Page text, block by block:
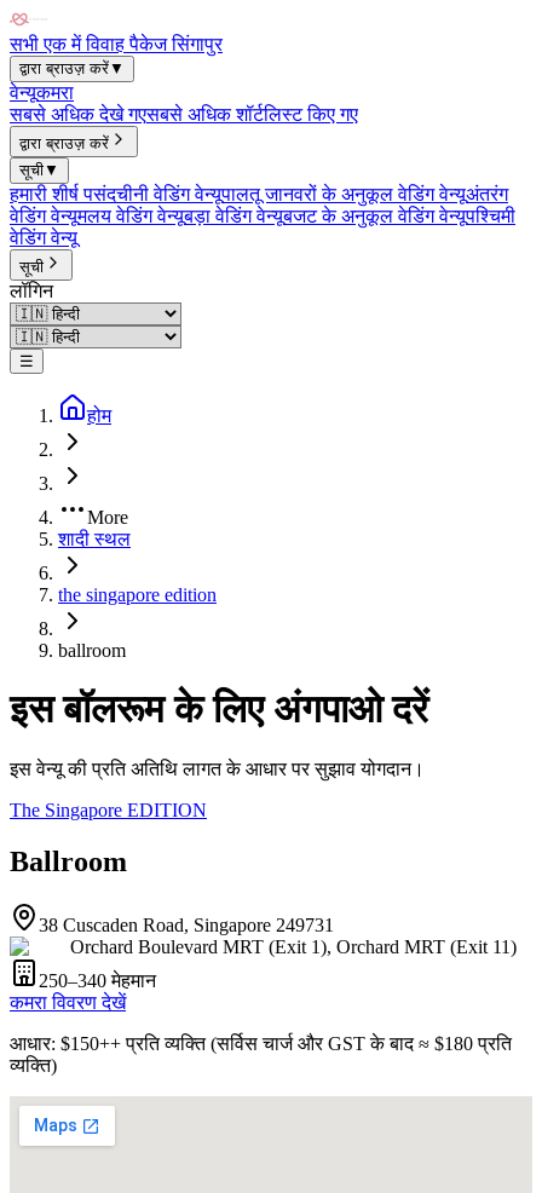
सभी एक में विवाह पैकेज सिंगापुर
द्वारा ब्राउज़ करें▼
वेन्यूकमरा
सबसे अधिक देखे गएसबसे अधिक शॉर्टलिस्ट किए गए
द्वारा ब्राउज़ करें
सूची▼
हमारी शीर्ष पसंदचीनी वेडिंग वेन्यूपालतू जानवरों के अनुकूल वेडिंग वेन्यूअंतरंग
वेडिंग वेन्यूमलय वेडिंग वेन्यूबड़ा वेडिंग वेन्यूबजट के अनुकूल वेडिंग वेन्यूपश्चिमी
वेडिंग वेन्यू
सूची
लॉगिन
☰
होम
More
शादी स्थल
the singapore edition
ballroom
इस बॉलरूम के लिए अंगपाओ दरें
इस वेन्यू की प्रति अतिथि लागत के आधार पर सुझाव योगदान।
The Singapore EDITION
Ballroom
38 Cuscaden Road, Singapore 249731
Orchard Boulevard MRT (Exit 1), Orchard MRT (Exit 11)
250–340 मेहमान
कमरा विवरण देखें
आधार: $150++ प्रति व्यक्ति(सर्विस चार्ज और GST के बाद≈ $180 प्रति
व्यक्ति)